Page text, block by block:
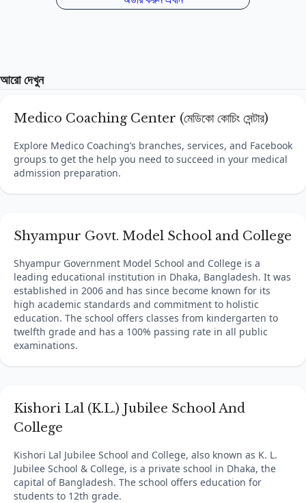
আরো দেখুন
Medico Coaching Center (মেডিকো কোচিং সেন্টার)
Explore Medico Coaching’s branches, services, and Facebook
groups to get the help you need to succeed in your medical
admission preparation.
Shyampur Govt. Model School and College
Shyampur Government Model School and College is a
leading educational institution in Dhaka, Bangladesh. It was
established in 2006 and has since become known for its
high academic standards and commitment to holistic
education. The school offers classes from kindergarten to
twelfth grade and has a 100% passing rate in all public
examinations.
Kishori Lal (K.L.) Jubilee School And
College
Kishori Lal Jubilee School and College, also known as K. L.
Jubilee School & College, is a private school in Dhaka, the
capital of Bangladesh. The school offers education for
students to 12th grade.